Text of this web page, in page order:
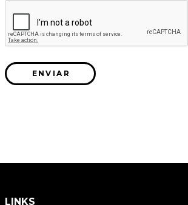
ENVIAR
LINKS